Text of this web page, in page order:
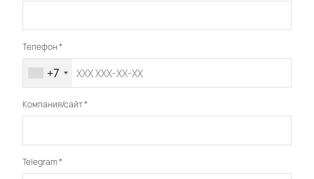
Телефон*
+7
Компания/сайт*
Telegram*